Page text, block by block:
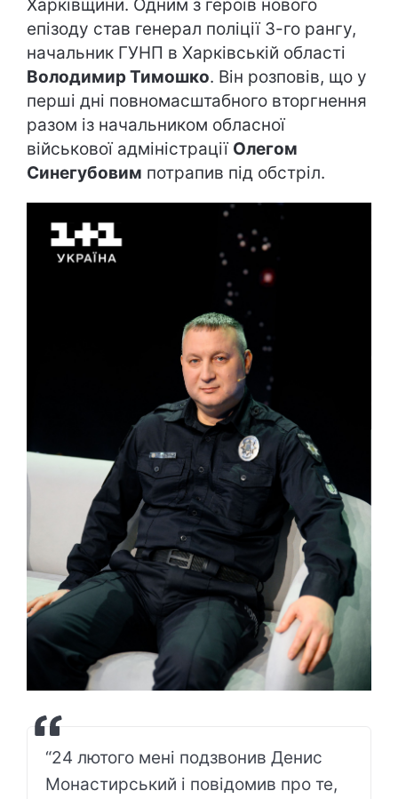
Харківщини. Одним з героїв нового
епізоду став генерал поліції 3-го рангу,
начальник ГУНП в Харківській області
Володимир Тимошко. Він розповів, що у
перші дні повномасштабного вторгнення
разом із начальником обласної
військової адміністрації Олегом
Синегубовим потрапив під обстріл.
“24 лютого мені подзвонив Денис
Монастирський і повідомив про те,